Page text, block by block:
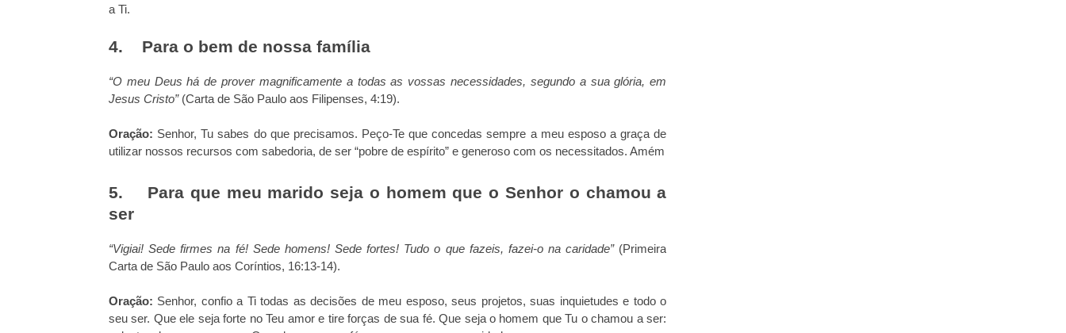
a Ti.
4. Para o bem de nossa família
“O meu Deus há de prover magnificamente a todas as vossas necessidades, segundo a sua glória, em
Jesus Cristo”(Carta de São Paulo aos Filipenses, 4:19).
Oração: Senhor, Tu sabes do que precisamos. Peço-Te que concedas sempre a meu esposo a graça de
utilizar nossos recursos com sabedoria, de ser “pobre de espírito” e generoso com os necessitados. Amém
5. Para que meu marido seja o homem que o Senhor o chamou a
ser
“Vigiai! Sede firmes na fé! Sede homens! Sede fortes! Tudo o que fazeis, fazei-o na caridade” (Primeira
Carta de São Paulo aos Coríntios, 16:13-14).
Oração: Senhor, confio a Ti todas as decisões de meu esposo, seus projetos, suas inquietudes e todo o
seu ser. Que ele seja forte no Teu amor e tire forças de sua fé. Que seja o homem que Tu o chamou a ser: